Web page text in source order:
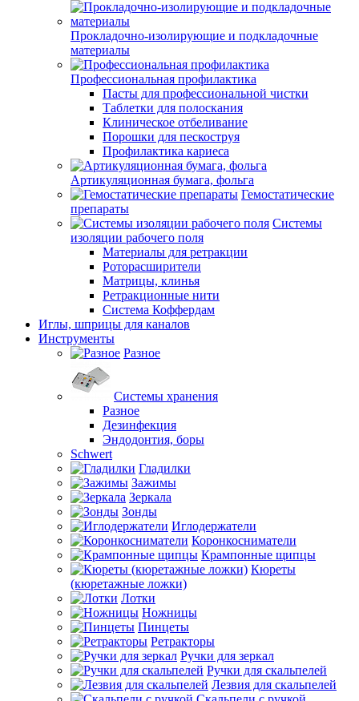
Прокладочно-изолирующие и подкладочные
материалы
Профессиональная профилактика
Пасты для профессиональной чистки
Таблетки для полоскания
Клиническое отбеливание
Порошки для пескоструя
Профилактика кариеса
Артикуляционная бумага, фольга
Гемостатические
препараты
Системы
изоляции рабочего поля
Материалы для ретракции
Роторасширители
Матрицы, клинья
Ретракционные нити
Система Коффердам
Иглы, шприцы для каналов
Инструменты
Разное
Системы хранения
Разное
Дезинфекция
Эндодонтия, боры
Schwert
Гладилки
Зажимы
Зеркала
Зонды
Иглодержатели
Коронкосниматели
Крампонные щипцы
Кюреты
(кюретажные ложки)
Лотки
Ножницы
Пинцеты
Ретракторы
Ручки для зеркал
Ручки для скальпелей
Лезвия для скальпелей